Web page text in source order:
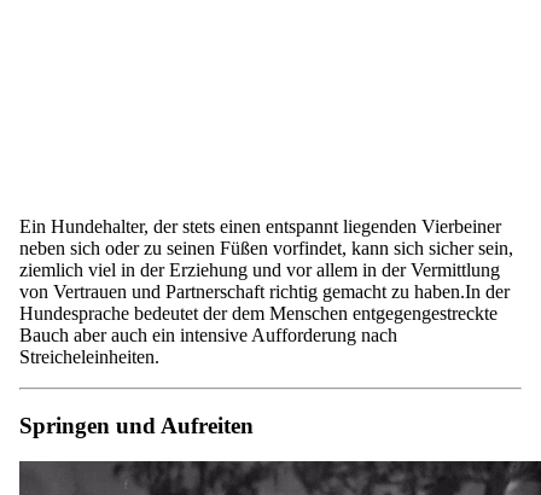
Ein Hundehalter, der stets einen entspannt liegenden Vierbeiner
neben sich oder zu seinen Füßen vorfindet, kann sich sicher sein,
ziemlich viel in der Erziehung und vor allem in der Vermittlung
von Vertrauen und Partnerschaft richtig gemacht zu haben.In der
Hundesprache bedeutet der dem Menschen entgegengestreckte
Bauch aber auch ein intensive Aufforderung nach
Streicheleinheiten.
Springen und Aufreiten